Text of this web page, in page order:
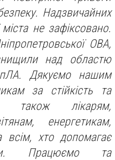
Надзвичайних
міста не зафіксовано.
ОВА,
над областю
Дякуємо нашим
за стійкість та
також лікарям,
енергетикам,
всім, хто допомагає
Працюємо та